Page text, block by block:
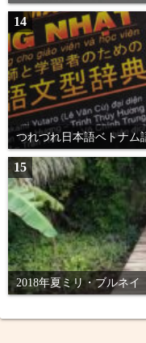
14
つれづれ日本語ベトナム
15
2018年夏ミリ・ブルネイ